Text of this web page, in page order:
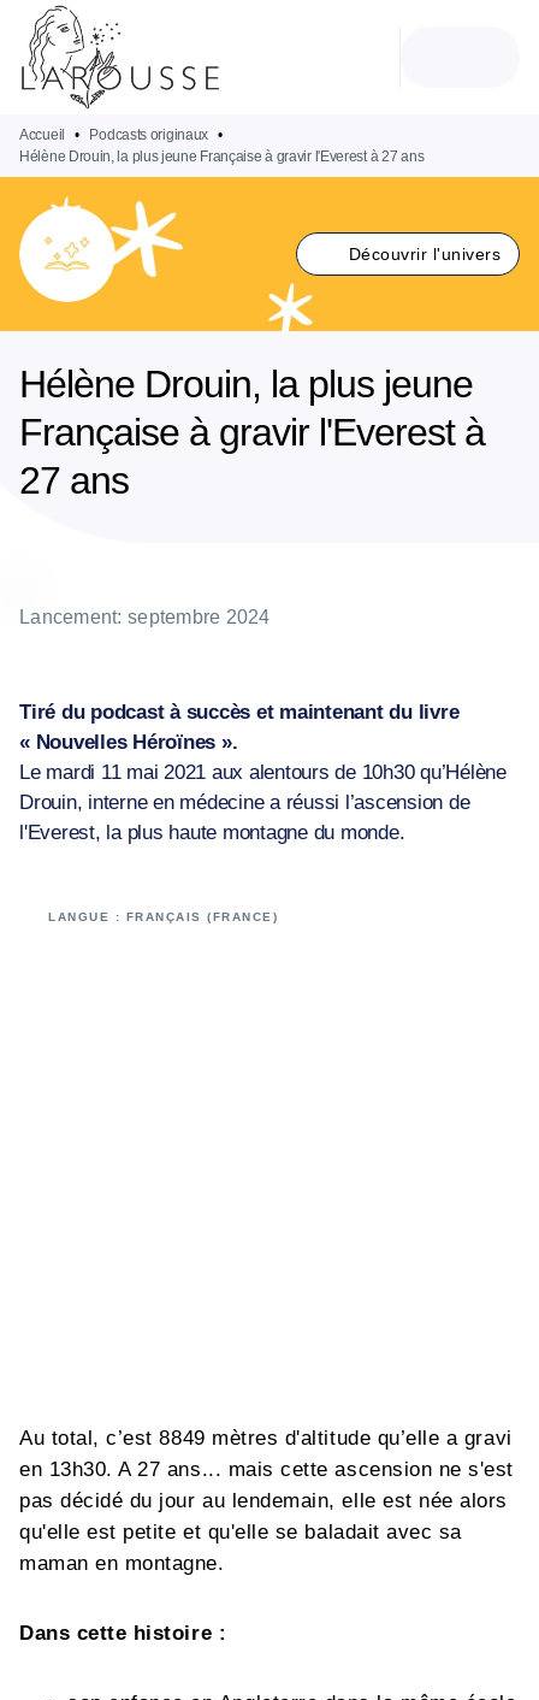
MENU
PIED DE PAGE
Accueil • Podcasts originaux •
Hélène Drouin, la plus jeune Française à gravir l'Everest à 27 ans
Découvrir l'univers
Hélène Drouin, la plus jeune
Française à gravir l'Everest à
27 ans
Lancement: septembre 2024
Tiré du podcast à succès et maintenant du livre
« Nouvelles Héroïnes ».
Le mardi 11 mai 2021 aux alentours de 10h30 qu’Hélène
Drouin, interne en médecine a réussi l’ascension de
l'Everest, la plus haute montagne du monde.
LANGUE : FRANÇAIS (FRANCE)
Au total, c’est 8849 mètres d'altitude qu’elle a gravi
en 13h30. A 27 ans... mais cette ascension ne s'est
pas décidé du jour au lendemain, elle est née alors
qu'elle est petite et qu'elle se baladait avec sa
maman en montagne.
Dans cette histoire :